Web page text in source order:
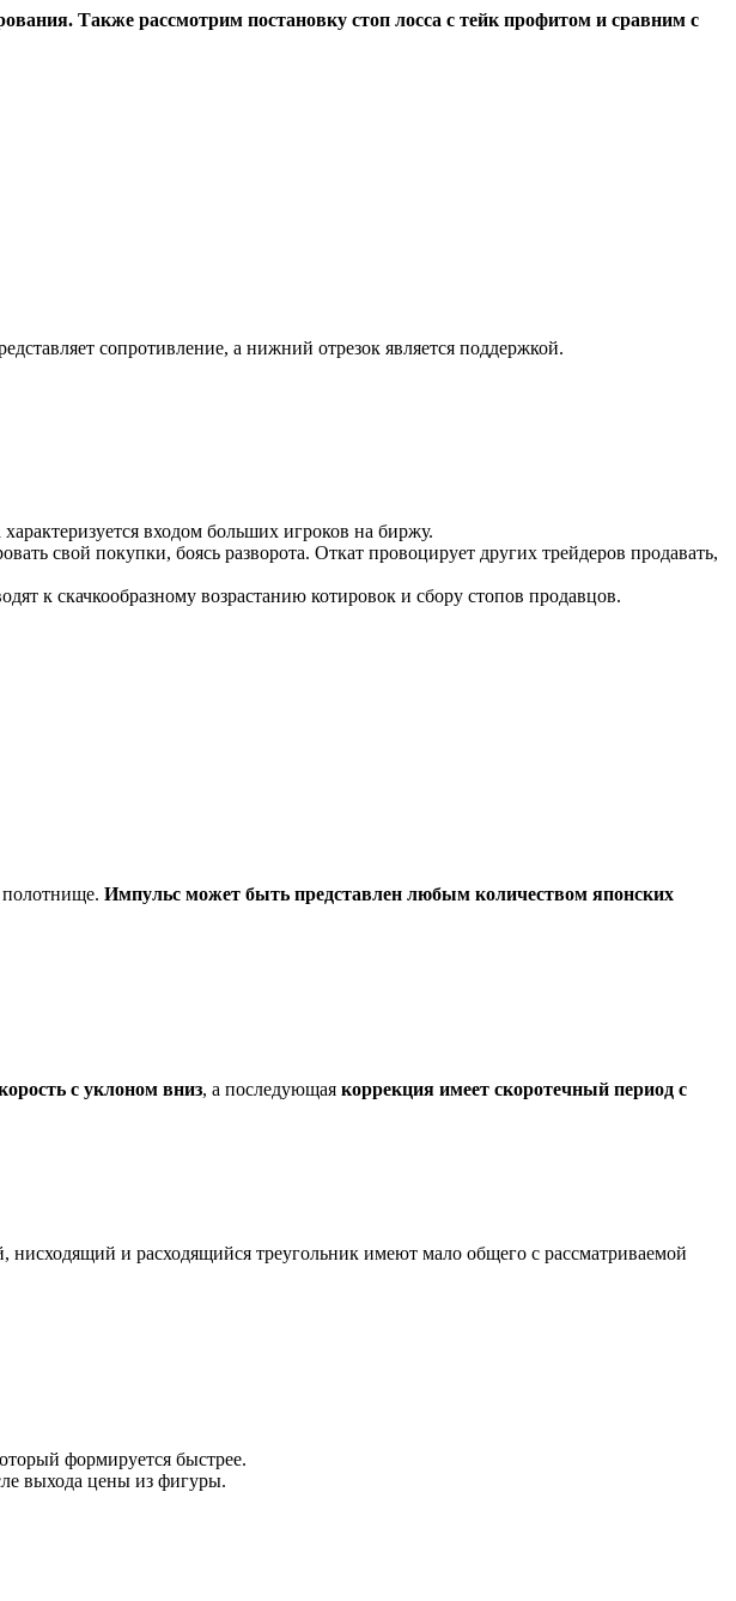
Также рассмотрим постановку стоп лосса с тейк профитом и сравним с
сопротивление, а нижний отрезок является поддержкой.
входом больших игроков на биржу.
свой покупки, боясь разворота. Откат провоцирует других трейдеров продавать,
к скачкообразному возрастанию котировок и сбору стопов продавцов.
Импульс может быть представлен любым количеством японских
с уклоном вниз, а последующая коррекция имеет скоротечный период с
нисходящий и расходящийся треугольник имеют мало общего с рассматриваемой
формируется быстрее.
выхода цены из фигуры.